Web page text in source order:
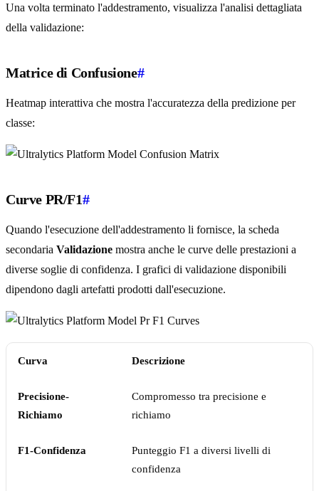
Una volta terminato l'addestramento, visualizza l'analisi dettagliata
della validazione:
Matrice di Confusione#
Heatmap interattiva che mostra l'accuratezza della predizione per
classe:
Curve PR/F1#
Quando l'esecuzione dell'addestramento li fornisce, la scheda
secondaria Validazione mostra anche le curve delle prestazioni a
diverse soglie di confidenza. I grafici di validazione disponibili
dipendono dagli artefatti prodotti dall'esecuzione.
Curva Descrizione
Precisione-
Richiamo
Compromesso tra precisione e
richiamo
F1-Confidenza
Punteggio F1 a diversi livelli di
confidenza